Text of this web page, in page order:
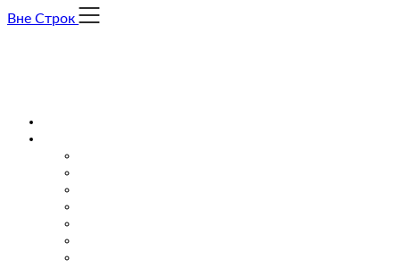
Skip
Вне Строк